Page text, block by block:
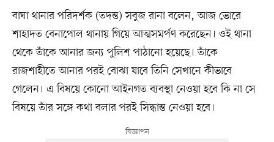
বাঘা থানার পরিদর্শক (তদন্ত) সবুজ রানা বলেন, আজ ভোরে
শাহাদত বেনাপোল থানায় গিয়ে আত্মসমর্পণ করেছেন। ওই থানা
থেকে তাঁকে আনার জন্য পুলিশ পাঠানো হয়েছে। তাঁকে
রাজশাহীতে আনার পরই বোঝা যাবে তিনি সেখানে কীভাবে
গেলেন। এ বিষয়ে কোনো আইনগত ব্যবস্থা নেওয়া হবে কি না সে
বিষয়ে তাঁর সঙ্গে কথা বলার পরই সিদ্ধান্ত নেওয়া হবে।